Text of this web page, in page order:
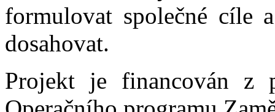
formulovat společné cíle
dosahovat.
Projekt je financován z